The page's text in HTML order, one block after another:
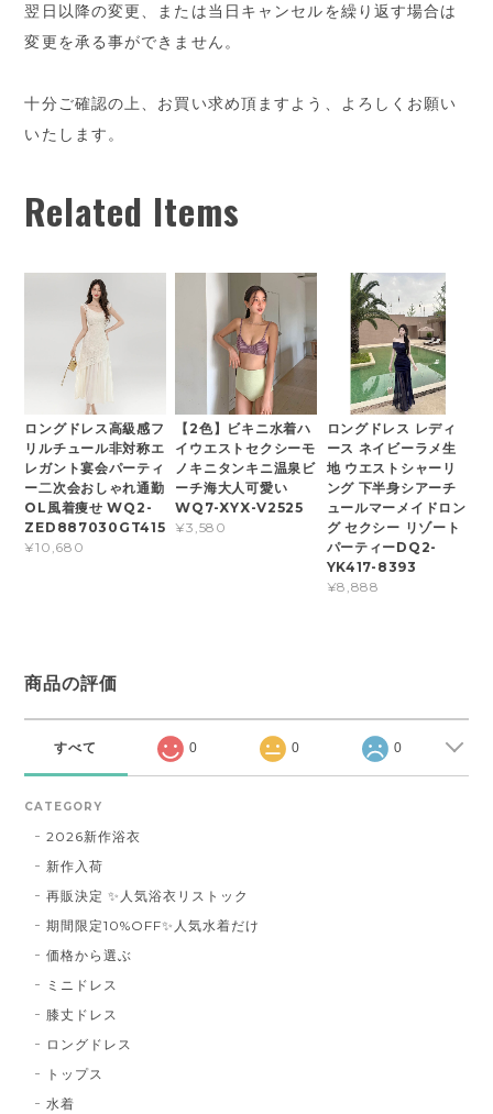
翌日以降の変更、または当日キャンセルを繰り返す場合は
変更を承る事ができません。
十分ご確認の上、お買い求め頂ますよう、よろしくお願い
いたします。
Related Items
ロングドレス高級感フ
リルチュール非対称エ
レガント宴会パーティ
ー二次会おしゃれ通勤
OL風着痩せ WQ2-
ZED887030GT415
¥10,680
【2色】ビキニ水着ハ
イウエストセクシーモ
ノキニタンキニ温泉ビ
ーチ海大人可愛い
WQ7-XYX-V2525
¥3,580
ロングドレス レディ
ース ネイビーラメ生
地 ウエストシャーリ
ング 下半身シアーチ
ュールマーメイドロン
グ セクシー リゾート
パーティーDQ2-
YK417-8393
¥8,888
商品の評価
すべて 0 0 0
CATEGORY
2026新作浴衣
新作入荷
再販決定 ✨人気浴衣リストック
期間限定10%OFF✨人気水着だけ
価格から選ぶ
ミニドレス
膝丈ドレス
ロングドレス
トップス
水着